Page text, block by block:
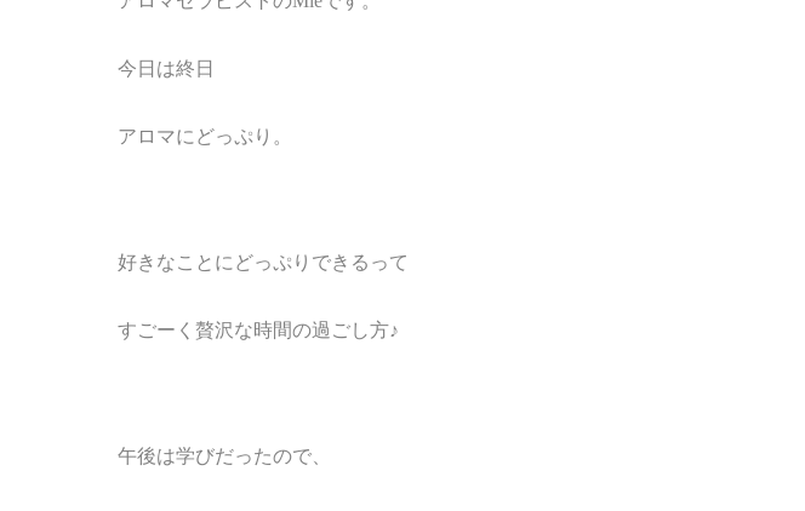
今日は終日
アロマにどっぷり。
好きなことにどっぷりできるって
すごーく贅沢な時間の過ごし方♪
午後は学びだったので、